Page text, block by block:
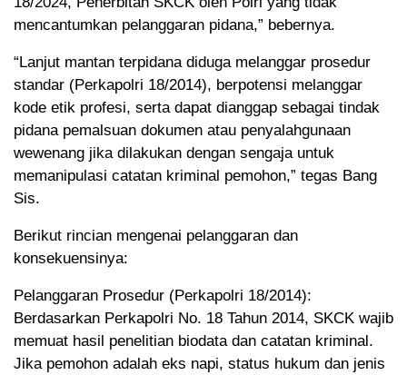
mencantumkan pelanggaran pidana,” bebernya.
“Lanjut mantan terpidana diduga melanggar prosedur
standar (Perkapolri 18/2014), berpotensi melanggar
kode etik profesi, serta dapat dianggap sebagai tindak
pidana pemalsuan dokumen atau penyalahgunaan
wewenang jika dilakukan dengan sengaja untuk
memanipulasi catatan kriminal pemohon,” tegas Bang
Sis.
Berikut rincian mengenai pelanggaran dan
konsekuensinya:
Pelanggaran Prosedur (Perkapolri 18/2014):
Berdasarkan Perkapolri No. 18 Tahun 2014, SKCK wajib
memuat hasil penelitian biodata dan catatan kriminal.
Jika pemohon adalah eks napi, status hukum dan jenis